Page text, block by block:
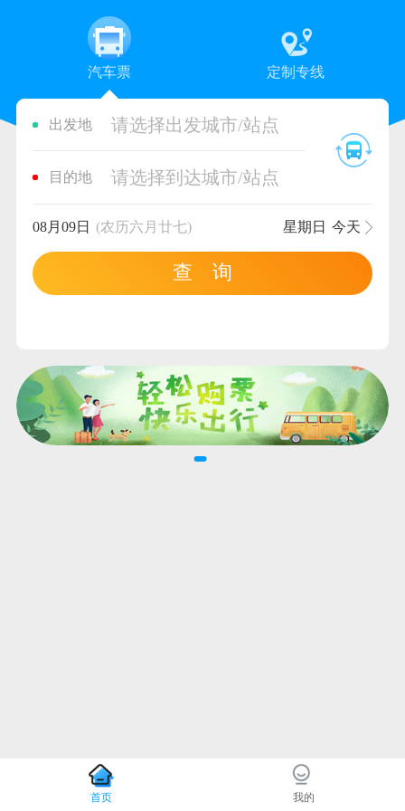
汽车票 定制专线
出发地 请选择出发城市/站点
目的地 请选择到达城市/站点
08月09日 (农历六月廿七) 星期日 今天
查 询
首页 我的